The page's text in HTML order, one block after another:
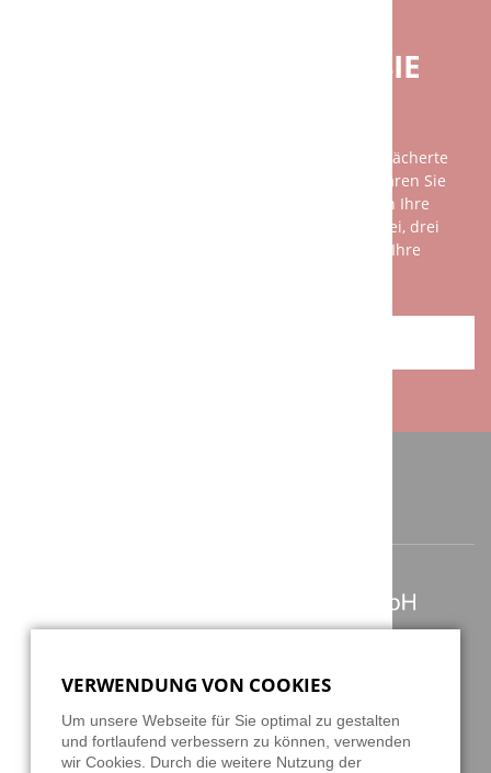
BEI FRAGEN GERNE FÜR SIE
Unsere Beratung ist so individuell wie das breit gefächerte
Spektrum unserer Kundschaft. Am besten vereinbaren Sie
einen persönlichen Gesprächstermin mit uns, denn Ihre
Wünsche und unsere Leistungen sind nicht mit zwei, drei
Sätzen am Telefon zu erklären. Wir freuen uns auf Ihre
D-42859 Remscheid
+49 2191 4622158
info@a3t.de
VERWENDUNG VON COOKIES
Um unsere Webseite für Sie optimal zu gestalten
und fortlaufend verbessern zu können, verwenden
wir Cookies. Durch die weitere Nutzung der